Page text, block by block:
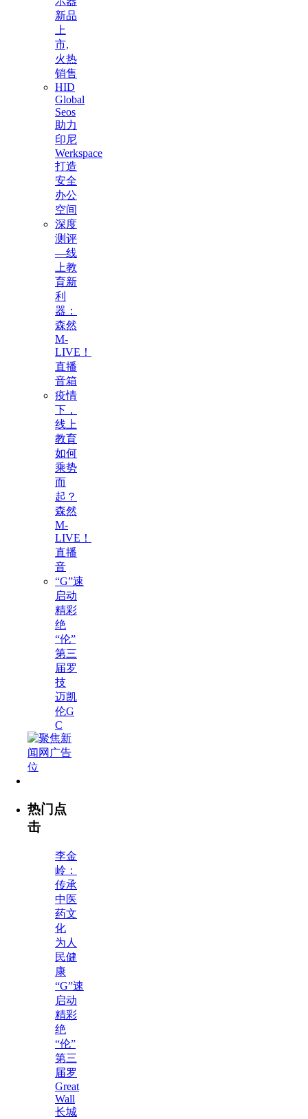
新品
上
市,
火热
销售
HID
Global
Seos
助力
印尼
Werkspace
打造
安全
办公
空间
深度
测评
—线
上教
育新
利
器：
森然
M-
LIVE！
直播
音箱
疫情
下，
线上
教育
如何
乘势
而
起？
森然
M-
LIVE！
直播
音
“G”速
启动
精彩
绝
“伦”
第三
届罗
技
迈凯
伦G
C
热门点
击
李金
岭：
传承
中医
药文
化
为人
民健
康
“G”速
启动
精彩
绝
“伦”
第三
届罗
Great
Wall
长城